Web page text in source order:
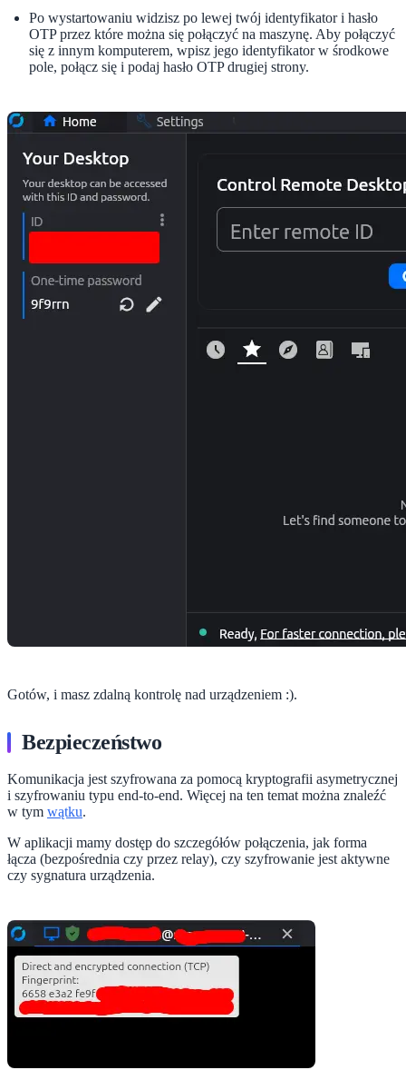
Po wystartowaniu widzisz po lewej twój identyfikator i hasło
OTP przez które można się połączyć na maszynę. Aby połączyć
się z innym komputerem, wpisz jego identyfikator w środkowe
pole, połącz się i podaj hasło OTP drugiej strony.
Gotów, i masz zdalną kontrolę nad urządzeniem :).
Bezpieczeństwo
Komunikacja jest szyfrowana za pomocą kryptografii asymetrycznej
i szyfrowaniu typu end-to-end. Więcej na ten temat można znaleźć
w tym wątku.
W aplikacji mamy dostęp do szczegółów połączenia, jak forma
łącza (bezpośrednia czy przez relay), czy szyfrowanie jest aktywne
czy sygnatura urządzenia.